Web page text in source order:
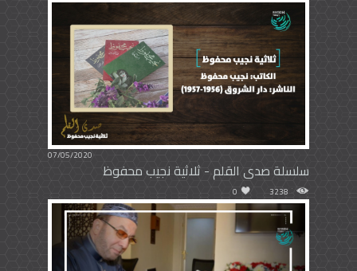
07/05/2020
سلسلة صدى القلم - ثلاثية نجيب محفوظ
3238
0